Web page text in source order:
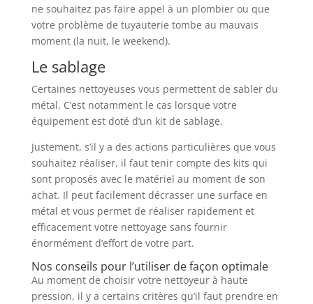
ne souhaitez pas faire appel à un plombier ou que
votre problème de tuyauterie tombe au mauvais
moment (la nuit, le weekend).
Le sablage
Certaines nettoyeuses vous permettent de sabler du
métal. C’est notamment le cas lorsque votre
équipement est doté d’un kit de sablage.
Justement, s’il y a des actions particulières que vous
souhaitez réaliser, il faut tenir compte des kits qui
sont proposés avec le matériel au moment de son
achat. Il peut facilement décrasser une surface en
métal et vous permet de réaliser rapidement et
efficacement votre nettoyage sans fournir
énormément d’effort de votre part.
Nos conseils pour l’utiliser de façon optimale
Au moment de choisir votre nettoyeur à haute
pression, il y a certains critères qu’il faut prendre en